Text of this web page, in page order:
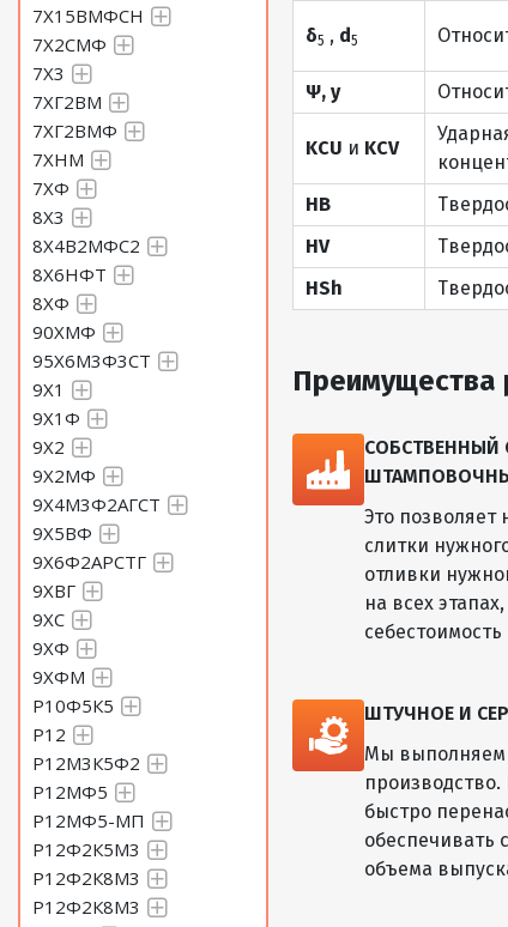
7Х15ВМФСН
7Х2СМФ
7Х3
7ХГ2ВМ
7ХГ2ВМФ
7ХНМ
7ХФ
8Х3
8Х4В2МФС2
8Х6НФТ
8ХФ
90ХМФ
95Х6М3Ф3СТ
9Х1
9Х1Ф
9Х2
9Х2МФ
9Х4М3Ф2АГСТ
9Х5ВФ
9Х6Ф2АРСТГ
9ХВГ
9ХС
9ХФ
9ХФМ
Р10Ф5К5
Р12
Р12М3К5Ф2
Р12МФ5
Р12МФ5-МП
Р12Ф2К5М3
Р12Ф2К8М3
Р12Ф2К8М3
δ5 , d5
Ψ, y
KCU и KCV
HB
HV
HSh
Преимущества
СОБСТВЕННЫЙ
Это позволяет
слитки
отливки
на всех
ШТУЧНОЕ И
Мы выполняем
быстро
обеспечивать
объема